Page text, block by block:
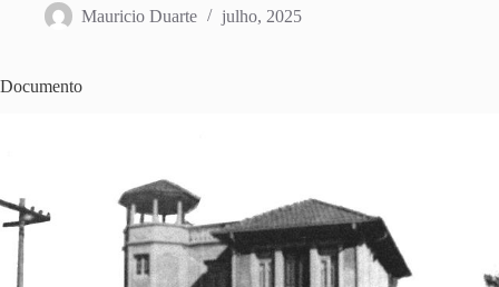
Mauricio Duarte julho, 2025
Documento